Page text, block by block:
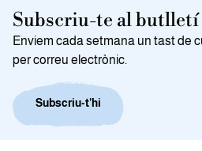
Subscriu-te al butlletí
Enviem cada setmana un tast de
per correu electrònic.
Subscriu-t’hi